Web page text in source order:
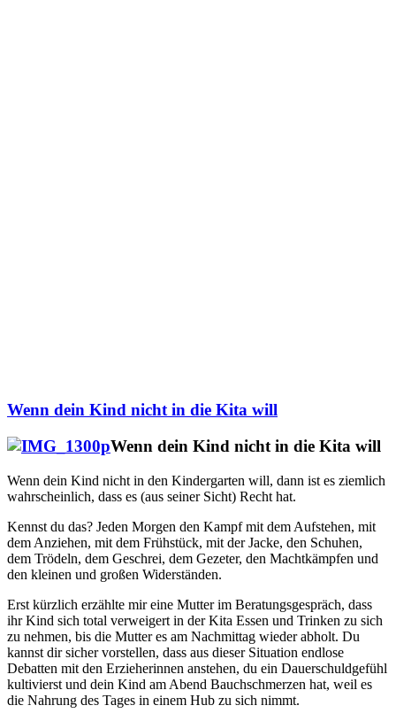
Wenn dein Kind nicht in die Kita will
Wenn dein Kind nicht in die Kita will
Wenn dein Kind nicht in den Kindergarten will, dann ist es ziemlich
wahrscheinlich, dass es (aus seiner Sicht) Recht hat.
Kennst du das? Jeden Morgen den Kampf mit dem Aufstehen, mit
dem Anziehen, mit dem Frühstück, mit der Jacke, den Schuhen,
dem Trödeln, dem Geschrei, dem Gezeter, den Machtkämpfen und
den kleinen und großen Widerständen.
Erst kürzlich erzählte mir eine Mutter im Beratungsgespräch, dass
ihr Kind sich total verweigert in der Kita Essen und Trinken zu sich
zu nehmen, bis die Mutter es am Nachmittag wieder abholt. Du
kannst dir sicher vorstellen, dass aus dieser Situation endlose
Debatten mit den Erzieherinnen anstehen, du ein Dauerschuldgefühl
kultivierst und dein Kind am Abend Bauchschmerzen hat, weil es
die Nahrung des Tages in einem Hub zu sich nimmt.